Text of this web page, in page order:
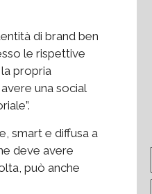
di brand ben
le rispettive
propria
una social
smart e diffusa a
deve avere
può anche